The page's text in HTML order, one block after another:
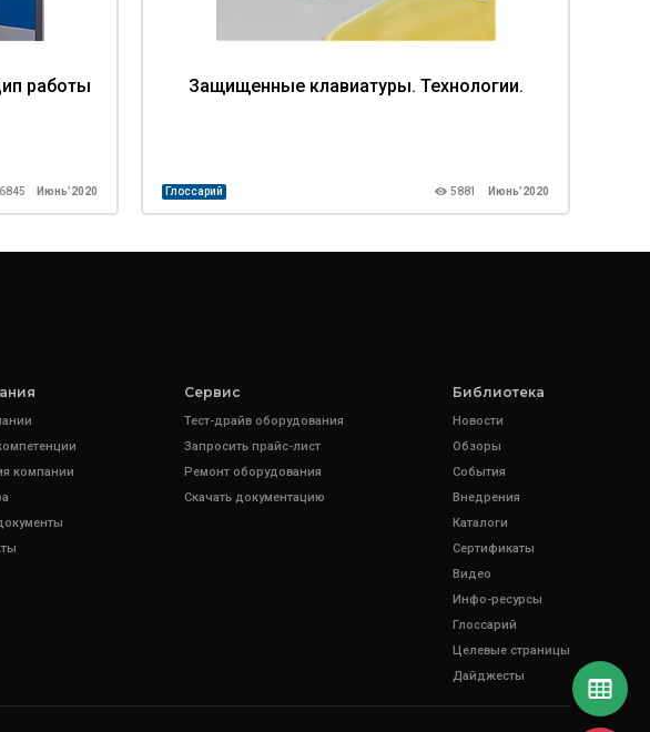
работы
6845 Июнь’2020
Защищенные клавиатуры. Технологии.
Глоссарий 5881 Июнь’2020
компании
Сервис
Тест-драйв оборудования
Запросить прайс-лист
Ремонт оборудования
Скачать документацию
Библиотека
Новости
Обзоры
События
Внедрения
Каталоги
Сертификаты
Видео
Инфо-ресурсы
Глоссарий
Целевые страницы
Дайджесты